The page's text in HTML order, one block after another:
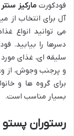
فودکورتمارکیز سنتر
آل برای انتخاب از
می توانید انواع
دسرها را بیابید.
سلیقه ای، غذای
و پرجنب وجوش، از
برای گروه ها و
بسیار مناسب است.
رستوران پستو